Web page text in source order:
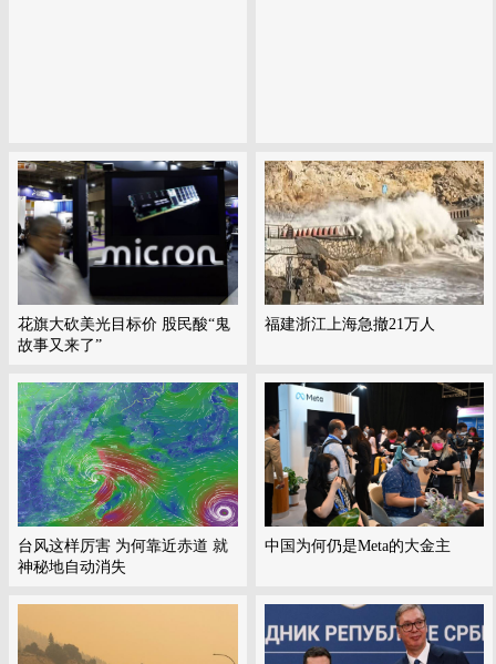
花旗大砍美光目标价 股民酸“鬼
故事又来了”
福建浙江上海急撤21万人
台风这样厉害 为何靠近赤道 就
神秘地自动消失
中国为何仍是Meta的大金主